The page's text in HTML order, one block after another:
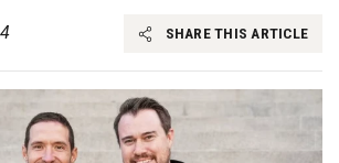
SHARE THIS ARTICLE